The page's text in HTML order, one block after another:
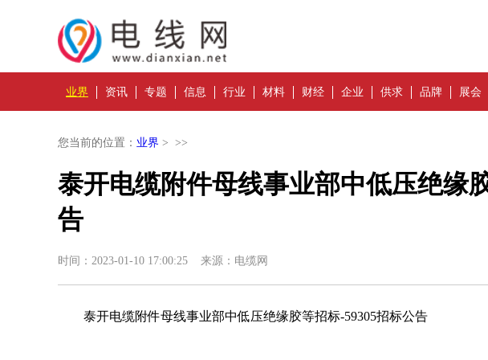
业界 资讯 专题 信息 行业 材料 财经 企业 供求 品牌 展会
您当前的位置： 业界 > >>
泰开电缆附件母线事业部中低压绝缘
告
时间：2023-01-10 17:00:25 来源：电缆网
泰开电缆附件母线事业部中低压绝缘胶等招标-59305招标公告